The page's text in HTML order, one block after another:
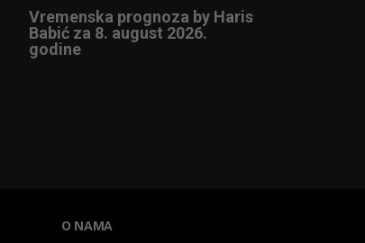
Vremenska prognoza by Haris
Babić za 8. august 2026.
godine
O NAMA